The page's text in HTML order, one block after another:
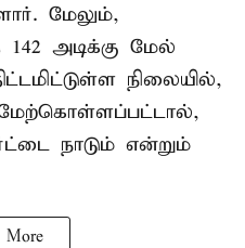
மேலும்,
அடிக்கு மேல்
நிலையில்,
நாடும் என்றும்
More